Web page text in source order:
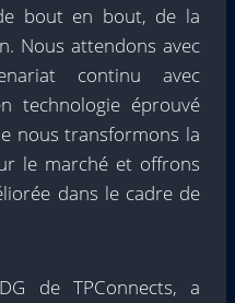
bout en bout, de la
Nous attendons avec
continu avec
technologie éprouvé
nous transformons la
le marché et offrons
dans le cadre de
de TPConnects, a